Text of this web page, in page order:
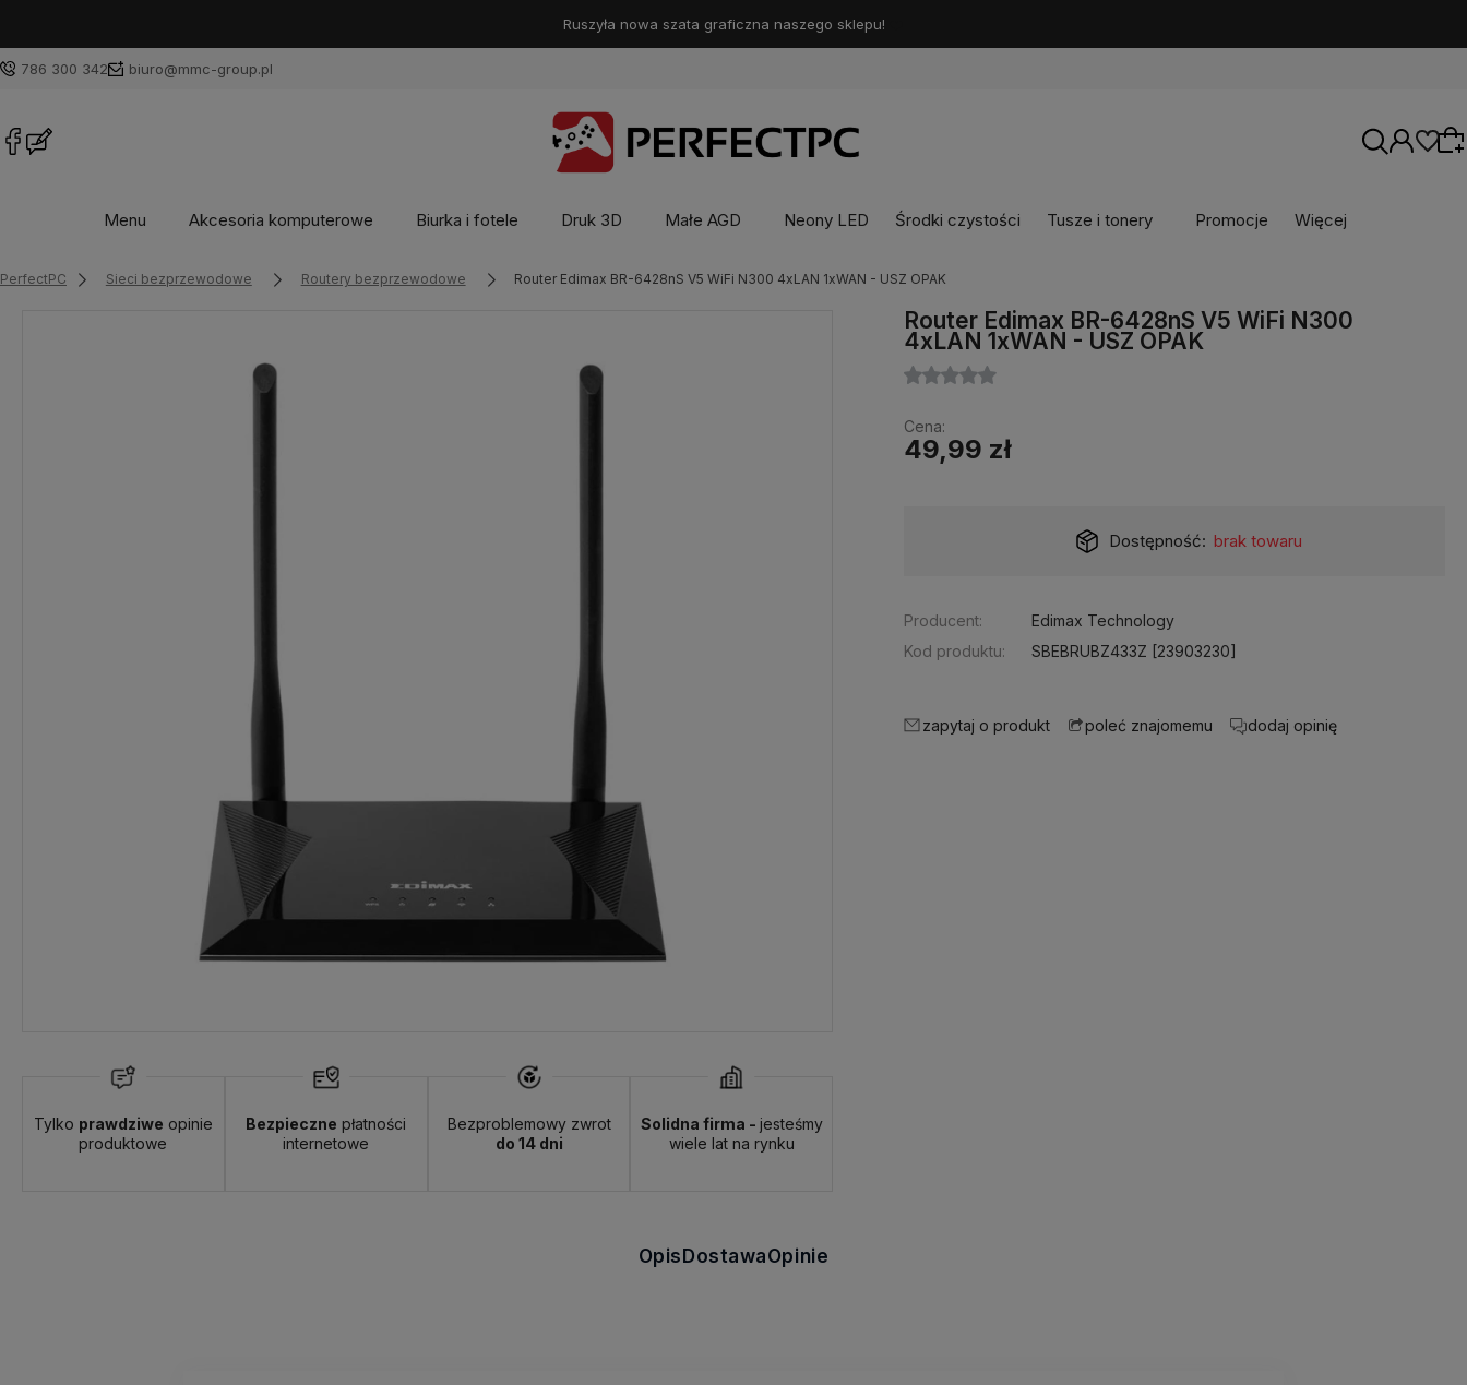
Ruszyła nowa szata graficzna naszego sklepu!
786 300 342 biuro@mmc-group.pl
Wybierz coś dla siebie z naszej aktualnej
oferty lub zaloguj się, aby przywrócić dodane
produkty do listy z poprzedniej sesji.
Menu Akcesoria komputerowe Biurka i fotele Druk 3D Małe AGD Neony LED Środki czystości Tusze i tonery Promocje Więcej
PerfectPC Sieci bezprzewodowe Routery bezprzewodowe Router Edimax BR-6428nS V5 WiFi N300 4xLAN 1xWAN - USZ OPAK
Tylko prawdziwe opinie
produktowe
Bezpieczne płatności
internetowe
Bezproblemowy zwrot
do 14 dni
Solidna firma - jesteśmy
wiele lat na rynku
Router Edimax BR-6428nS V5 WiFi N300
4xLAN 1xWAN - USZ OPAK
Cena:
49,99 zł
Dostępność: brak towaru
Producent:
Edimax Technology
Kod produktu:
SBEBRUBZ433Z [23903230]
zapytaj o produkt poleć znajomemu dodaj opinię
OpisDostawaOpinie